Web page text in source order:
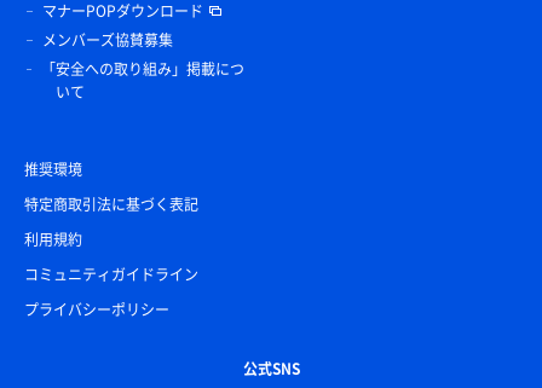
マナーPOPダウンロード
メンバーズ協賛募集
「安全への取り組み」掲載につ
いて
推奨環境
特定商取引法に基づく表記
利用規約
コミュニティガイドライン
プライバシーポリシー
公式SNS